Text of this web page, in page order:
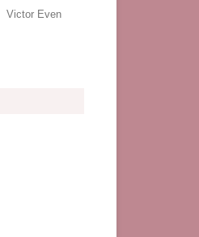
Victor Even